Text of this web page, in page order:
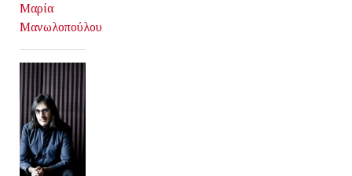
Μαρία
Μανωλοπούλου